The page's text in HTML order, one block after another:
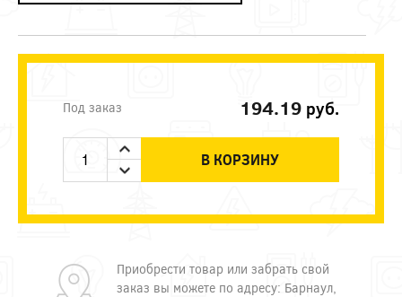
Под заказ 194.19 руб.
В КОРЗИНУ
Приобрести товар или забрать свой
заказ вы можете по адресу: Барнаул,